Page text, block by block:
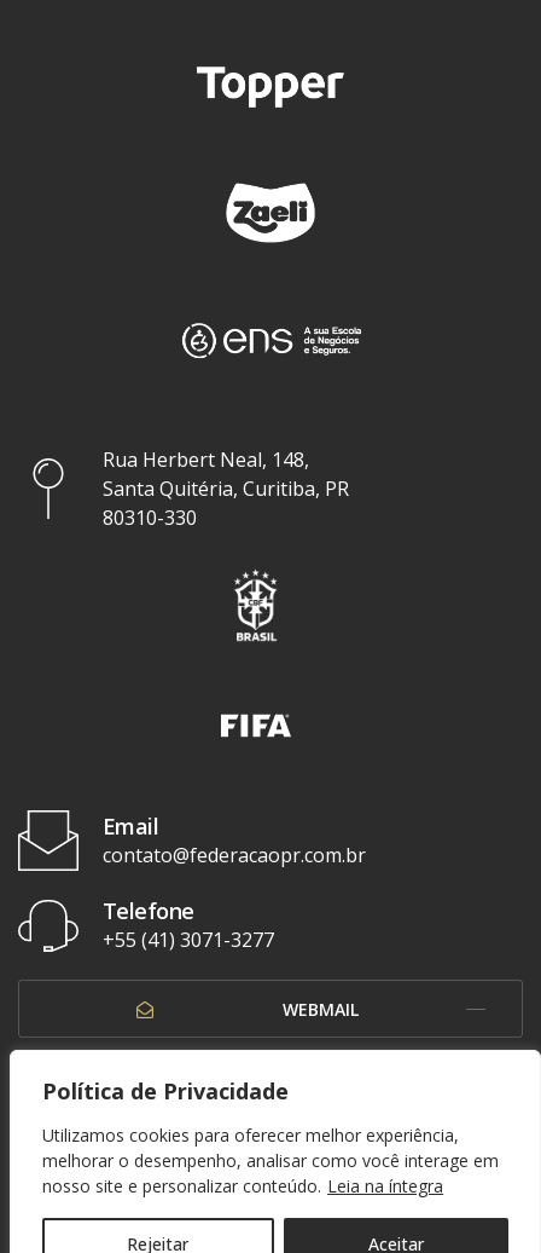
Política de Privacidade
Utilizamos cookies para oferecer melhor experiência,
melhorar o desempenho, analisar como você interage em
nosso site e personalizar conteúdo. Leia na íntegra
Rejeitar Aceitar
Rua Herbert Neal, 148,
Santa Quitéria, Curitiba, PR
80310-330
Email
contato@federacaopr.com.br
Telefone
+55 (41) 3071-3277
WEBMAIL
OUVIDORIA
© 1937 - 2026. Federação Paranaense de Futebol. Todos os direitos reservados. By